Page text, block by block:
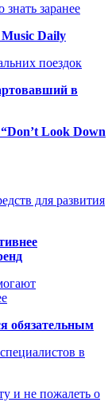
заранее
Music Daily
поездок
в
Look Down
для развития
обязательным
в
и не пожалеть о